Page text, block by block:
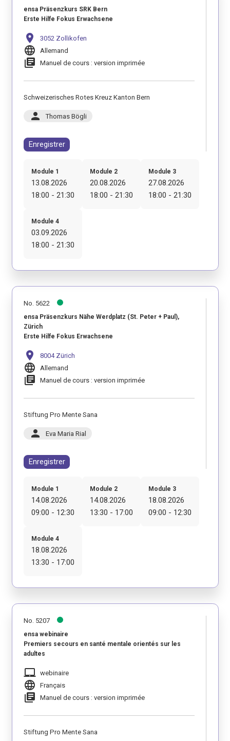
ensa Präsenzkurs SRK Bern
Erste Hilfe Fokus Erwachsene
location_on 3052 Zollikofen
language Allemand
library_books Manuel de cours : version imprimée
Schweizerisches Rotes Kreuz Kanton Bern
person Thomas Bögli
Enregistrer
Module 1
13.08.2026
18:00 - 21:30
Module 2
20.08.2026
18:00 - 21:30
Module 3
27.08.2026
18:00 - 21:30
Module 4
03.09.2026
18:00 - 21:30
No. 5622
ensa Präsenzkurs Nähe Werdplatz (St. Peter + Paul),
Zürich
Erste Hilfe Fokus Erwachsene
location_on 8004 Zürich
language Allemand
library_books Manuel de cours : version imprimée
Stiftung Pro Mente Sana
person Eva Maria Rial
Enregistrer
Module 1
14.08.2026
09:00 - 12:30
Module 2
14.08.2026
13:30 - 17:00
Module 3
18.08.2026
09:00 - 12:30
Module 4
18.08.2026
13:30 - 17:00
No. 5207
ensa webinaire
Premiers secours en santé mentale orientés sur les
adultes
laptop_mac webinaire
language Français
library_books Manuel de cours : version imprimée
Stiftung Pro Mente Sana